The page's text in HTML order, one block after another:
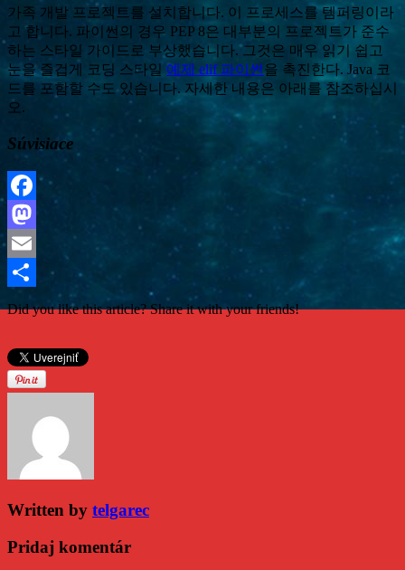
가족 개발 프로젝트를 설치합니다. 이 프로세스를 템퍼링이라
고 합니다. 파이썬의 경우 PEP 8은 대부분의 프로젝트가 준수
하는 스타일 가이드로 부상했습니다. 그것은 매우 읽기 쉽고
눈을 즐겁게 코딩 스타일 예제 elif 파이썬 을 촉진한다. Java 코
드를 포함할 수도 있습니다. 자세한 내용은 아래를 참조하십시
오.
Súvisiace
Facebook
Mastodon
Email
Share
Did you like this article? Share it with your friends!
Written by telgarec
Pridaj komentár